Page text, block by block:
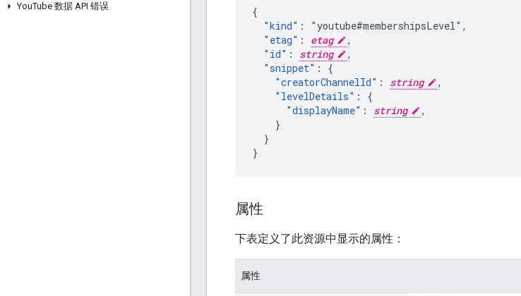
YouTube 数据 API 错误
{
  "
kind": "youtube#membershipsLevel",
  "
etag": etag
,
  "
id": string
,
  "
snippet": {
    "
creatorChannelId": string
,
    "
levelDetails": {
      "
displayName": string
,
    }
  }
}
属性
下表定义了此资源中显示的属性：
属性